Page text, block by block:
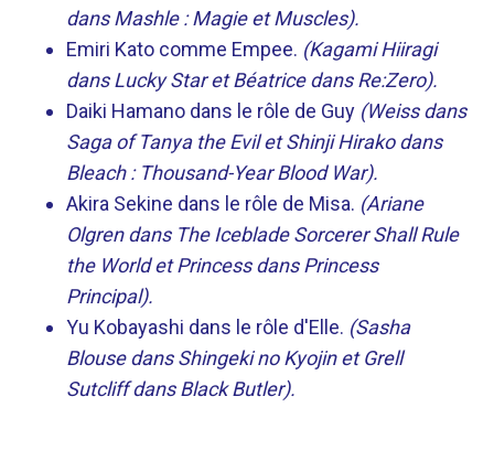
dans Mashle : Magie et Muscles).
Emiri Kato comme Empee. (Kagami Hiiragi
dans Lucky Star et Béatrice dans Re:Zero).
Daiki Hamano dans le rôle de Guy (Weiss dans
Saga of Tanya the Evil et Shinji Hirako dans
Bleach : Thousand-Year Blood War).
Akira Sekine dans le rôle de Misa. (Ariane
Olgren dans The Iceblade Sorcerer Shall Rule
the World et Princess dans Princess
Principal).
Yu Kobayashi dans le rôle d'Elle. (Sasha
Blouse dans Shingeki no Kyojin et Grell
Sutcliff dans Black Butler).